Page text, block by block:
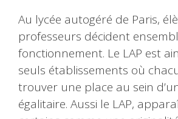
Au lycée autogéré de Paris,
professeurs décident
fonctionnement. Le LAP est
seuls établissements où
trouver une place au sein
égalitaire. Aussi le LAP,